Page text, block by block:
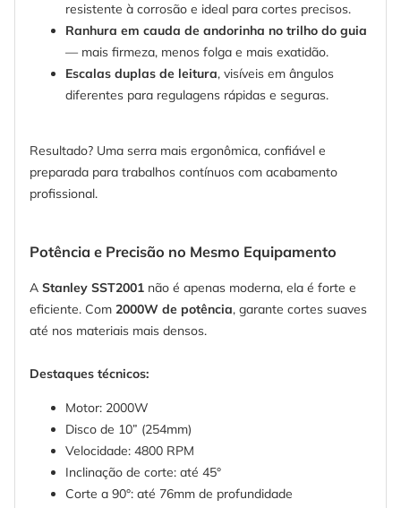
resistente à corrosão e ideal para cortes precisos.
Ranhura em cauda de andorinha no trilho do guia
— mais firmeza, menos folga e mais exatidão.
Escalas duplas de leitura, visíveis em ângulos
diferentes para regulagens rápidas e seguras.
Resultado? Uma serra mais ergonômica, confiável e
preparada para trabalhos contínuos com acabamento
profissional.
Potência e Precisão no Mesmo Equipamento
A Stanley SST2001 não é apenas moderna, ela é forte e
eficiente. Com 2000W de potência, garante cortes suaves
até nos materiais mais densos.
Destaques técnicos:
Motor: 2000W
Disco de 10” (254mm)
Velocidade: 4800 RPM
Inclinação de corte: até 45°
Corte a 90°: até 76mm de profundidade